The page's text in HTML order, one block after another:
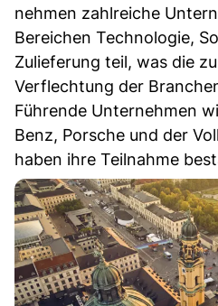
nehmen zahlreiche
Bereichen Technologie,
Zulieferung teil, was die
Verflechtung der
Führende Unternehmen
Benz, Porsche und der
haben ihre Teilnahme